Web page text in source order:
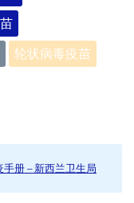
轮状病毒疫苗
手册 – 新西兰卫生局